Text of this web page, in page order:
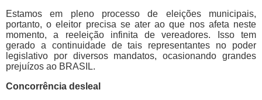
Estamos em pleno processo de eleições municipais,
portanto, o eleitor precisa se ater ao que nos afeta neste
momento, a reeleição infinita de vereadores. Isso tem
gerado a continuidade de tais representantes no poder
legislativo por diversos mandatos, ocasionando grandes
prejuízos ao BRASIL.
Concorrência desleal